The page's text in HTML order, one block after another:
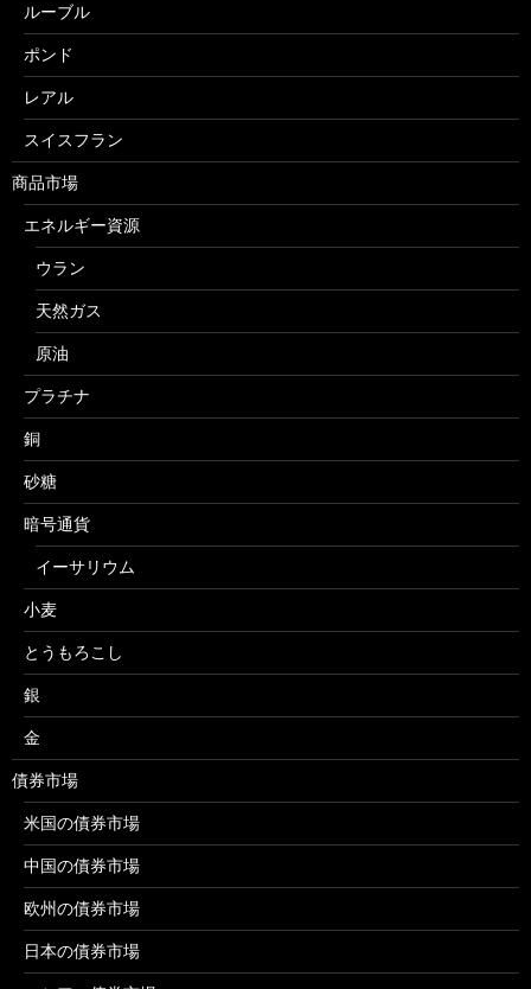
ルーブル
ポンド
レアル
スイスフラン
商品市場
エネルギー資源
ウラン
天然ガス
原油
プラチナ
銅
砂糖
暗号通貨
イーサリウム
小麦
とうもろこし
銀
金
債券市場
米国の債券市場
中国の債券市場
欧州の債券市場
日本の債券市場